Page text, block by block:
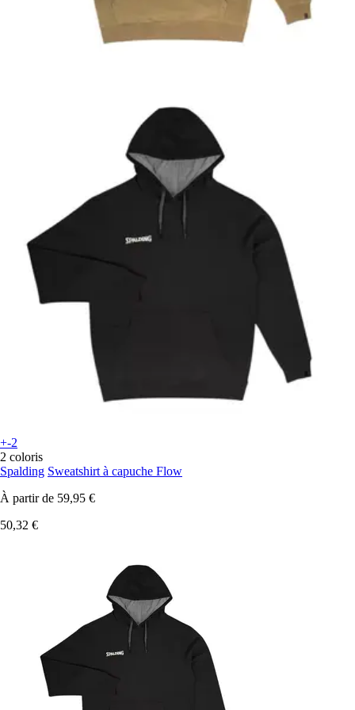
+-2
2 coloris
Spalding Sweatshirt à capuche Flow
À partir de 59,95 €
50,32 €